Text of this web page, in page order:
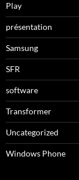
Play
présentation
Samsung
SFR
software
Transformer
Uncategorized
Windows Phone